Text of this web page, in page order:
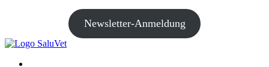
Newsletter-Anmeldung